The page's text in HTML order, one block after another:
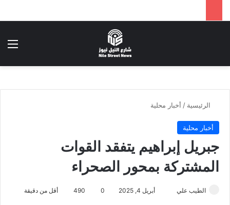
الرئيسية / أخبار محلية
أخبار محلية
جبريل إبراهيم يتفقد القوات
المشتركة بمحور الصحراء
الطيب علي أبريل 4, 2025 0
490 أقل من دقيقة